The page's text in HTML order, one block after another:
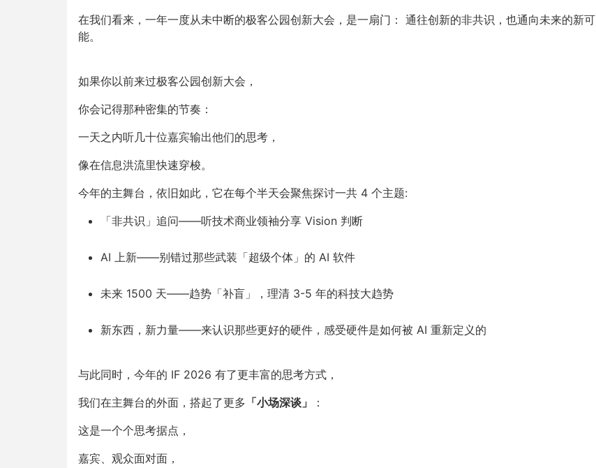
在我们看来，一年一度从未中断的极客公园创新大会，是一扇门： 通往创新的非共识，也通向未来的新可
能。
如果你以前来过极客公园创新大会，
你会记得那种密集的节奏：
一天之内听几十位嘉宾输出他们的思考，
像在信息洪流里快速穿梭。
今年的主舞台，依旧如此，它在每个半天会聚焦探讨一共 4 个主题:
「非共识」追问——听技术商业领袖分享 Vision 判断
AI 上新——别错过那些武装「超级个体」的 AI 软件
未来 1500 天——趋势「补盲」，理清 3-5 年的科技大趋势
新东西，新力量——来认识那些更好的硬件，感受硬件是如何被 AI 重新定义的
与此同时，今年的 IF 2026 有了更丰富的思考方式，
我们在主舞台的外面，搭起了更多 「小场深谈 」
：
这是一个个思考据点，
嘉宾、观众面对面，